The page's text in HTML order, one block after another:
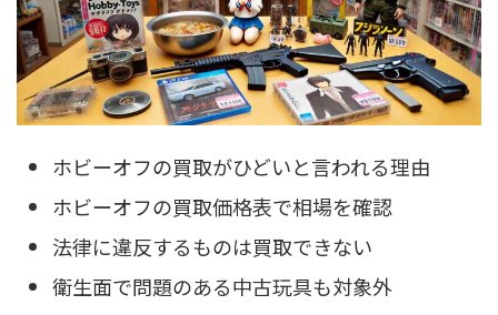
ホビーオフの買取がひどいと言われる理由
ホビーオフの買取価格表で相場を確認
法律に違反するものは買取できない
衛生面で問題のある中古玩具も対象外